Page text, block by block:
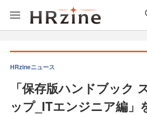
HRzineニュース
「保存版ハンドブック
ップ_ITエンジニア編」